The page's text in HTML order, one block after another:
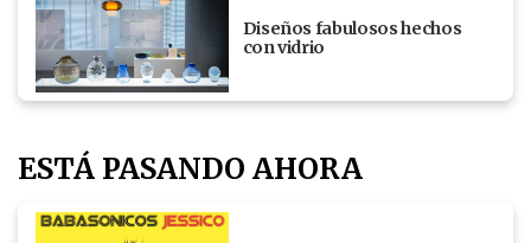
Diseños fabulosos hechos
con vidrio
ESTÁ PASANDO AHORA